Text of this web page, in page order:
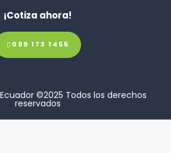
¡Cotiza ahora!
099 173 1455
©2025 Todos los derechos
reservados